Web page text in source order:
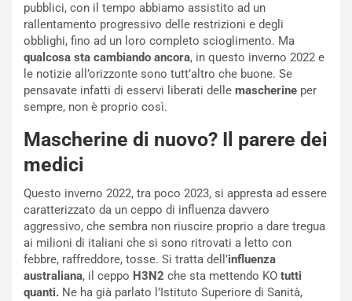
pubblici, con il tempo abbiamo assistito ad un
rallentamento progressivo delle restrizioni e degli
obblighi, fino ad un loro completo scioglimento. Ma
qualcosa sta cambiando ancora, in questo inverno 2022 e
le notizie all’orizzonte sono tutt’altro che buone. Se
pensavate infatti di esservi liberati delle mascherine per
sempre, non è proprio così.
Mascherine di nuovo? Il parere dei
medici
Questo inverno 2022, tra poco 2023, si appresta ad essere
caratterizzato da un ceppo di influenza davvero
aggressivo, che sembra non riuscire proprio a dare tregua
ai milioni di italiani che si sono ritrovati a letto con
febbre, raffreddore, tosse. Si tratta dell’influenza
australiana, il ceppo H3N2 che sta mettendo KO tutti
quanti. Ne ha già parlato l’Istituto Superiore di Sanità,